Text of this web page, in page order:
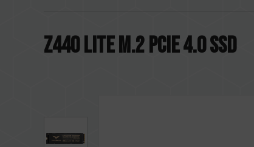
Z440 Lite M.2 PCIe 4.0 SSD